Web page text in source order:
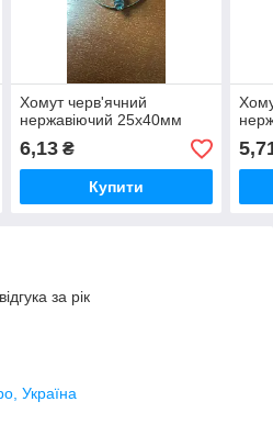
Хомут черв'ячний
нержавіючий 25х40мм
6,13₴
Купити
за рік
Україна